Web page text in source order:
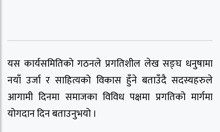
यस कार्यसमितिको गठनले प्रगतिशील लेख सङ्घ धनुषामा
नयाँ उर्जा र साहित्यको विकास हुँने बताउँदै सदस्यहरुले
आगामी दिनमा समाजका विविध पक्षमा प्रगतिको मार्गमा
योगदान दिन बताउनुभयो ।